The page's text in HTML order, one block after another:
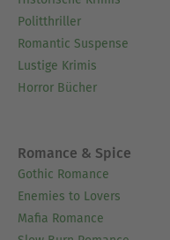
Politthriller
Romantic Suspense
Lustige Krimis
Horror Bücher
Romance & Spice
Gothic Romance
Enemies to Lovers
Mafia Romance